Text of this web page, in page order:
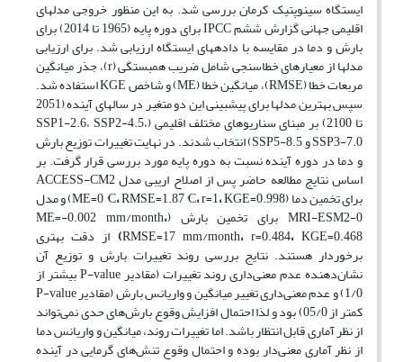
ایستگاه سینوپتیک کرمان بررسی شد. به این منظور خروجی مدل‎های
اقلیمی جهانی گزارش ششم IPCC برای دوره پایه (1965 تا 2014) برای
بارش و دما در مقایسه با داده‎های ایستگاه ارزیابی شد. برای ارزیابی
مدل‎ها از معیارهای خطاسنجی شامل ضریب همبستگی (r)، جذر میانگین
مربعات خطا (RMSE)، میانگین خطا (ME) و شاخص KGE استفاده شد.
سپس بهترین مدل‎ها برای پیش‎بینی این دو متغیر در سال‎های آینده (2051
تا 2100) بر مبنای سناریوهای مختلف اقلیمی (SSP1-2.6، SSP2-4.5،
SSP3-7.0 و SSP5-8.5) انتخاب شدند. در نهایت تغییرات توزیع بارش
و دما در دوره آینده نسبت به دوره پایه مورد بررسی قرار گرفت. بر
اساس نتایج مطالعه حاضر پس از اصلاح اریبی مدل ACCESS-CM2
برای تخمین دما (ME=0 °C ،RMSE=1.87 °C،r=1، KGE=0.998) و مدل
MRI-ESM2-0 برای تخمین بارش (ME=-0.002 mm/month ،
RMSE=17 mm/month، r=0.484،KGE=0.468
) از دقت بهتری
برخوردار هستند. نتایج بررسی روند تغییرات بارش و توزیع آن
نشان‌دهنده عدم معنی‌داری روند تغییرات (مقادیر P-value بیشتر از
1/0) و عدم معنی‌داری تغییر میانگین و واریانس بارش (مقادیر P-value
کمتر از 05/0) بود و لذا احتمال افزایش وقوع بارش‌های حدی نمی‌تواند
از نظر آماری قابل انتظار باشد. اما تغییرات روند، میانگین و واریانس دما
از نظر آماری معنی‌دار بوده و احتمال وقوع تنش‌های گرمایی در آینده